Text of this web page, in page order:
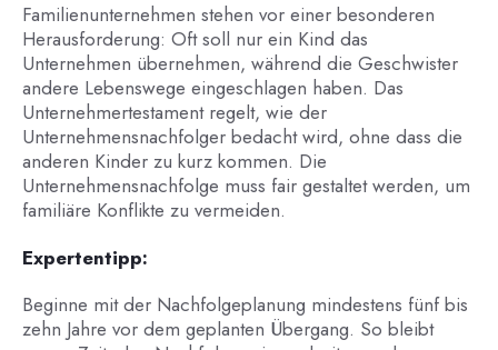
Familienunternehmen stehen vor einer besonderen
Herausforderung: Oft soll nur ein Kind das
Unternehmen übernehmen, während die Geschwister
andere Lebenswege eingeschlagen haben. Das
Unternehmertestament regelt, wie der
Unternehmensnachfolger bedacht wird, ohne dass die
anderen Kinder zu kurz kommen. Die
Unternehmensnachfolge muss fair gestaltet werden, um
familiäre Konflikte zu vermeiden.
Expertentipp:
Beginne mit der Nachfolgeplanung mindestens fünf bis
zehn Jahre vor dem geplanten Übergang. So bleibt